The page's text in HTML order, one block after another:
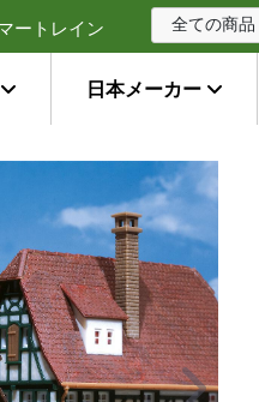
ートレイン
日本メーカー